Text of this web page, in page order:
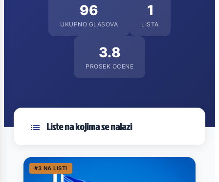
96
UKUPNO GLASOVA
1
LISTA
3.8
PROSEK OCENE
Liste na kojima se nalazi
#3 NA LISTI